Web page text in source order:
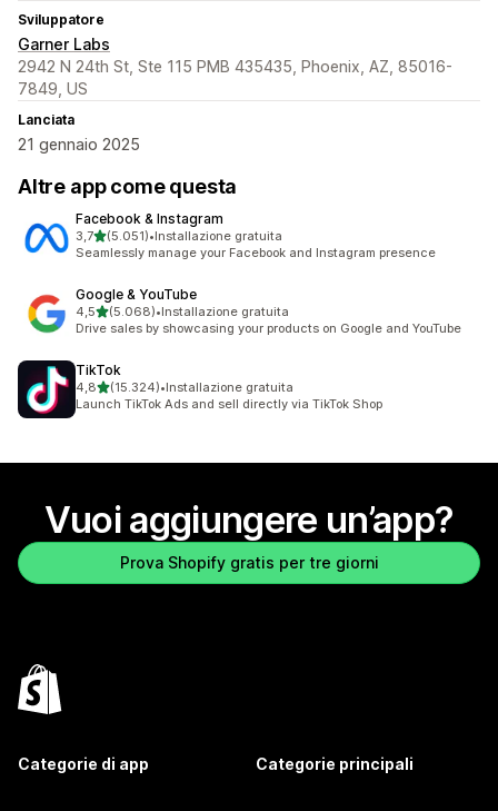
Sviluppatore
Garner Labs
2942 N 24th St, Ste 115 PMB 435435, Phoenix, AZ, 85016-
7849, US
Lanciata
21 gennaio 2025
Altre app come questa
Facebook & Instagram
3,7stelle su 5
(5.051)
5051 recensioni totali
•Installazione gratuita
Seamlessly manage your Facebook and Instagram presence
Google & YouTube
4,5stelle su 5
(5.068)
5068 recensioni totali
•Installazione gratuita
Drive sales by showcasing your products on Google and YouTube
TikTok
4,8stelle su 5
(15.324)
15324 recensioni totali
•Installazione gratuita
Launch TikTok Ads and sell directly via TikTok Shop
Vuoi aggiungere un’app?
Prova Shopify gratis per tre giorni
Categorie di app Categorie principali